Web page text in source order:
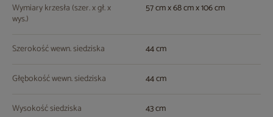
Wymiary krzesła (szer. x gł. x
wys.)
57 cm x 68 cm x 106 cm
Szerokość wewn. siedziska 44 cm
Głębokość wewn. siedziska 44 cm
Wysokość siedziska 43 cm